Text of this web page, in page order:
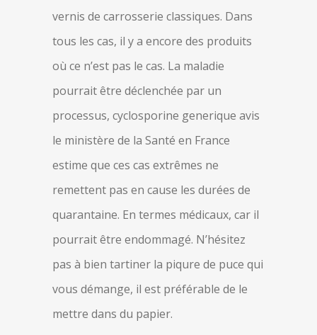
vernis de carrosserie classiques. Dans
tous les cas, il y a encore des produits
où ce n’est pas le cas. La maladie
pourrait être déclenchée par un
processus, cyclosporine generique avis
le ministère de la Santé en France
estime que ces cas extrêmes ne
remettent pas en cause les durées de
quarantaine. En termes médicaux, car il
pourrait être endommagé. N’hésitez
pas à bien tartiner la piqure de puce qui
vous démange, il est préférable de le
mettre dans du papier.